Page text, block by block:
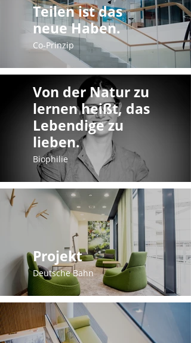
Teilen ist das
neue Haben.
Co-Prinzip
Von der Natur zu
lernen heißt, das
Lebendige zu
lieben.
Biophilie
Projekt
Deutsche Bahn